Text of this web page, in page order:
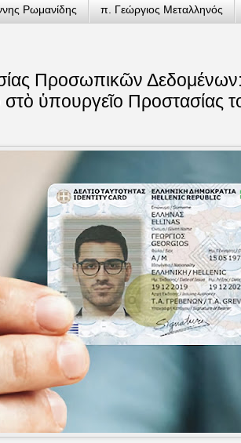
Ρωμανίδης π. Γεώργιος Μεταλληνός
Προσωπικῶν
ὑπουργεῖο Προστασίας